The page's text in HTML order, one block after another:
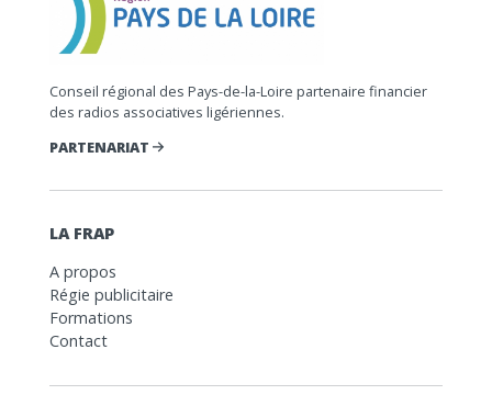
Conseil régional des Pays-de-la-Loire partenaire financier
des radios associatives ligériennes.
PARTENARIAT
LA FRAP
A propos
Régie publicitaire
Formations
Contact